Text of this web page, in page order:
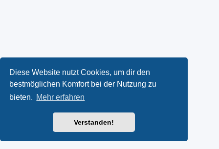
Diese Website nutzt Cookies, um dir den
bestmöglichen Komfort bei der Nutzung zu
bieten. Mehr erfahren
Verstanden!